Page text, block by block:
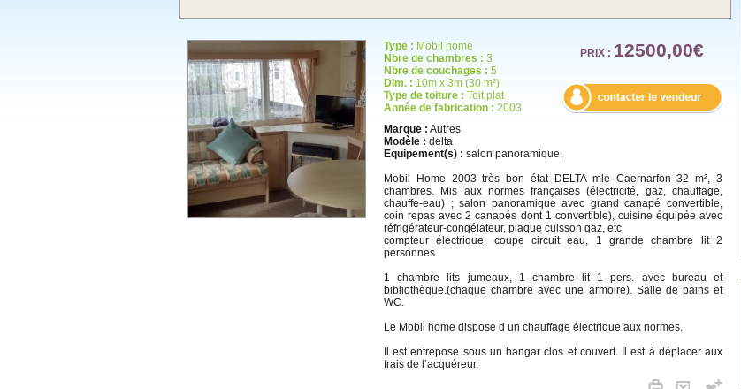
Type : Mobil home
Nbre de chambres : 3
Nbre de couchages : 5
Dim. : 10m x 3m (30 m²)
Type de toiture : Toit plat
Année de fabrication : 2003
PRIX : 12500,00€
Marque : Autres
Modèle : delta
Equipement(s) : salon panoramique,
Mobil Home 2003 très bon état DELTA mle Caernarfon 32 m², 3
chambres. Mis aux normes françaises (électricité, gaz, chauffage,
chauffe-eau) ; salon panoramique avec grand canapé convertible,
coin repas avec 2 canapés dont 1 convertible), cuisine équipée avec
réfrigérateur-congélateur, plaque cuisson gaz, etc
compteur électrique, coupe circuit eau, 1 grande chambre lit 2
personnes.
1 chambre lits jumeaux, 1 chambre lit 1 pers. avec bureau et
bibliothèque.(chaque chambre avec une armoire). Salle de bains et
WC.
Le Mobil home dispose d un chauffage électrique aux normes.
Il est entrepose sous un hangar clos et couvert. Il est à déplacer aux
frais de l’acquéreur.